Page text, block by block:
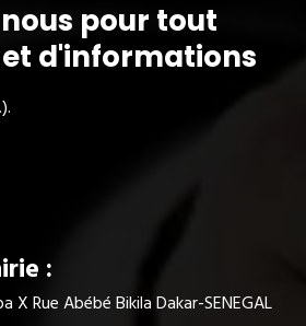
pour tout
d'informations
:
X Rue Abébé Bikila Dakar-SENEGAL